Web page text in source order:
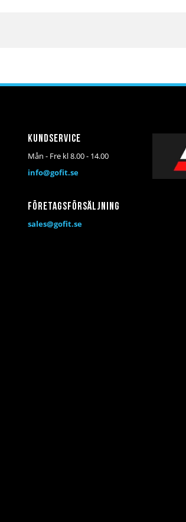
Kundservice
Mån - Fre kl 8.00 - 14.00
info@gofit.se
Företagsförsäljning
sales@gofit.se